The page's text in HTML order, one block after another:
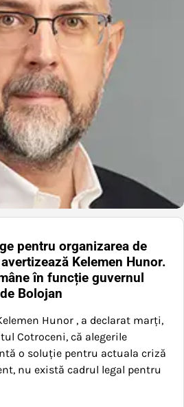
pentru organizarea de
Kelemen Hunor.
în funcție guvernul
Bolojan
Hunor , a declarat marți,
Cotroceni, că alegerile
o soluție pentru actuala criză
nu există cadrul legal pentru